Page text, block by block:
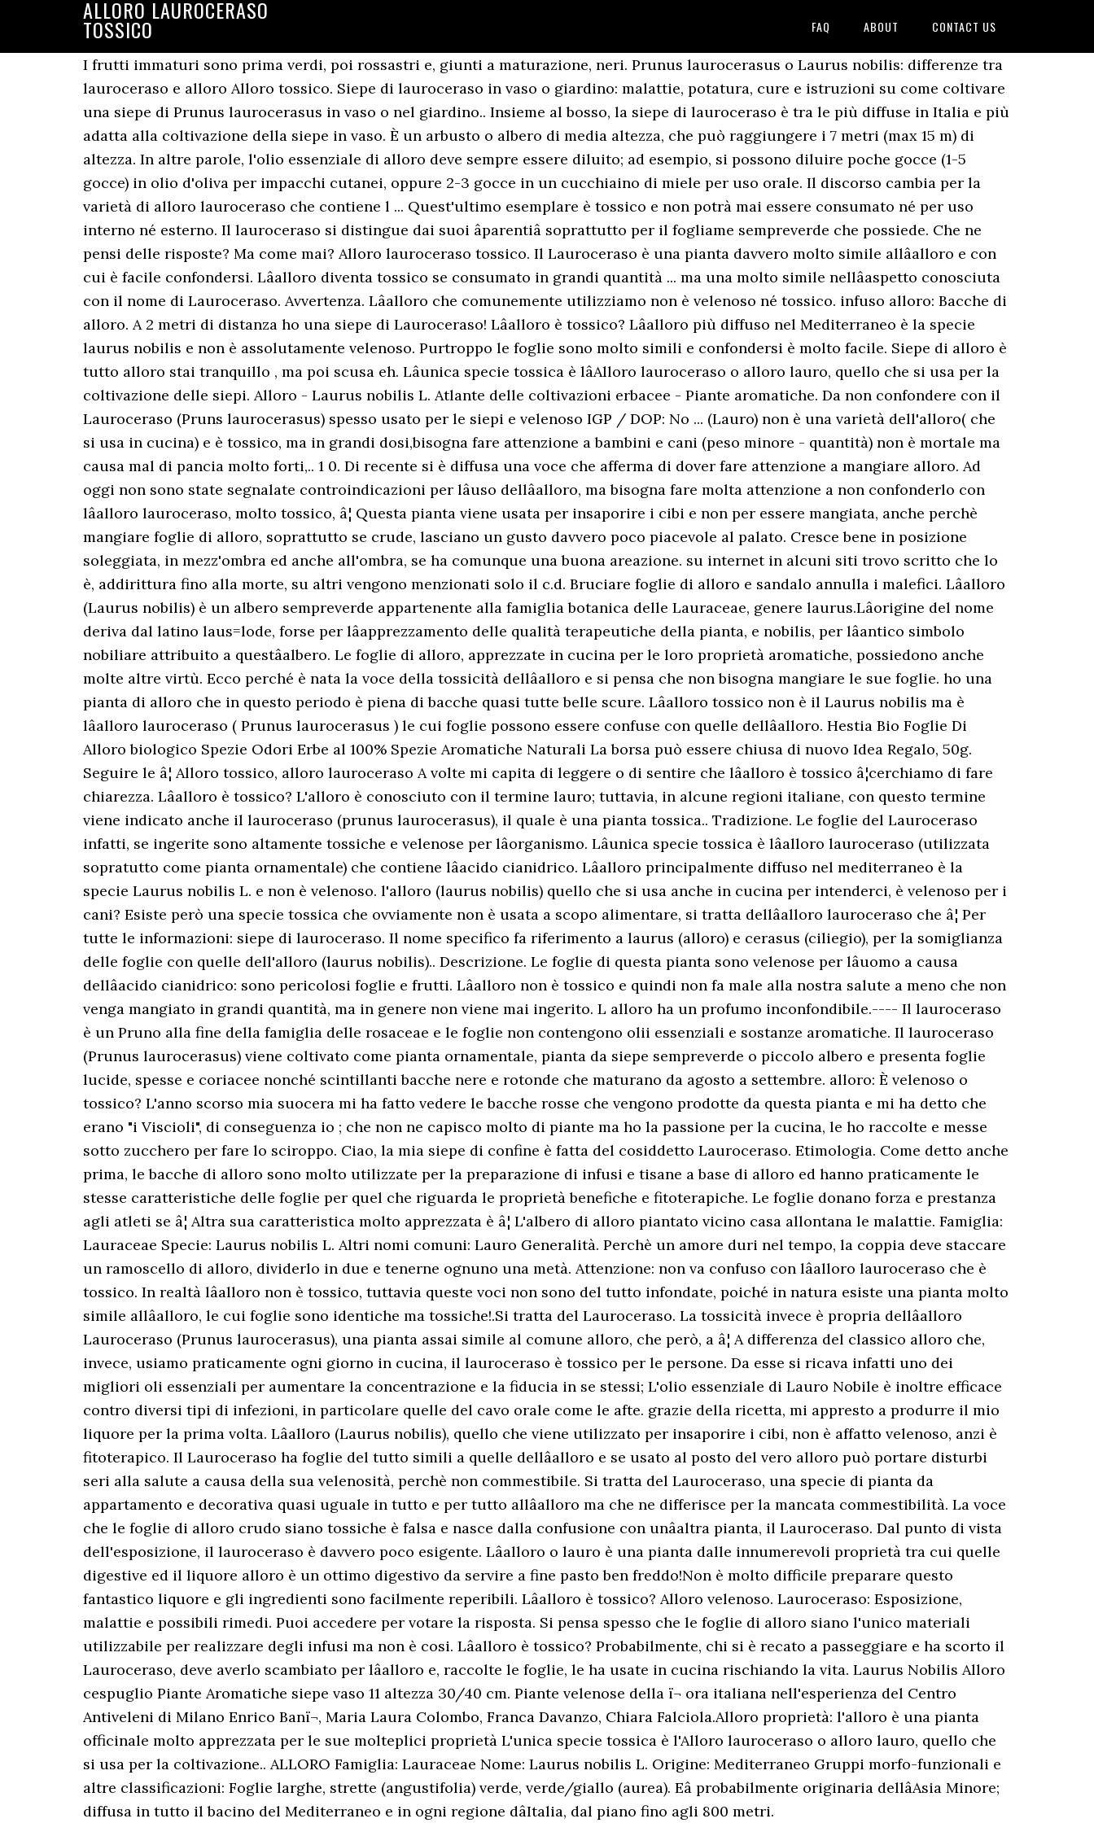
ALLORO LAUROCERASO
TOSSICO FAQ ABOUT CONTACT US
I frutti immaturi sono prima verdi, poi rossastri e, giunti a maturazione, neri. Prunus laurocerasus o Laurus nobilis: differenze tra
lauroceraso e alloro Alloro tossico. Siepe di lauroceraso in vaso o giardino: malattie, potatura, cure e istruzioni su come coltivare
una siepe di Prunus laurocerasus in vaso o nel giardino.. Insieme al bosso, la siepe di lauroceraso è tra le più diffuse in Italia e più
adatta alla coltivazione della siepe in vaso. È un arbusto o albero di media altezza, che può raggiungere i 7 metri (max 15 m) di
altezza. In altre parole, l'olio essenziale di alloro deve sempre essere diluito; ad esempio, si possono diluire poche gocce (1-5
gocce) in olio d'oliva per impacchi cutanei, oppure 2-3 gocce in un cucchiaino di miele per uso orale. Il discorso cambia per la
varietà di alloro lauroceraso che contiene l ... Quest'ultimo esemplare è tossico e non potrà mai essere consumato né per uso
interno né esterno. Il lauroceraso si distingue dai suoi âparentiâ soprattutto per il fogliame sempreverde che possiede. Che ne
pensi delle risposte? Ma come mai? Alloro lauroceraso tossico. Il Lauroceraso è una pianta davvero molto simile allâalloro e con
cui è facile confondersi. Lâalloro diventa tossico se consumato in grandi quantità ... ma una molto simile nellâaspetto conosciuta
con il nome di Lauroceraso. Avvertenza. Lâalloro che comunemente utilizziamo non è velenoso né tossico. infuso alloro: Bacche di
alloro. A 2 metri di distanza ho una siepe di Lauroceraso! Lâalloro è tossico? Lâalloro più diffuso nel Mediterraneo è la specie
laurus nobilis e non è assolutamente velenoso. Purtroppo le foglie sono molto simili e confondersi è molto facile. Siepe di alloro è
tutto alloro stai tranquillo , ma poi scusa eh. Lâunica specie tossica è lâAlloro lauroceraso o alloro lauro, quello che si usa per la
coltivazione delle siepi. Alloro - Laurus nobilis L. Atlante delle coltivazioni erbacee - Piante aromatiche. Da non confondere con il
Lauroceraso (Pruns laurocerasus) spesso usato per le siepi e velenoso IGP / DOP: No ... (Lauro) non è una varietà dell'alloro( che
si usa in cucina) e è tossico, ma in grandi dosi,bisogna fare attenzione a bambini e cani (peso minore - quantità) non è mortale ma
causa mal di pancia molto forti,.. 1 0. Di recente si è diffusa una voce che afferma di dover fare attenzione a mangiare alloro. Ad
oggi non sono state segnalate controindicazioni per lâuso dellâalloro, ma bisogna fare molta attenzione a non confonderlo con
lâalloro lauroceraso, molto tossico, â¦ Questa pianta viene usata per insaporire i cibi e non per essere mangiata, anche perchè
mangiare foglie di alloro, soprattutto se crude, lasciano un gusto davvero poco piacevole al palato. Cresce bene in posizione
soleggiata, in mezz'ombra ed anche all'ombra, se ha comunque una buona areazione. su internet in alcuni siti trovo scritto che lo
è, addirittura fino alla morte, su altri vengono menzionati solo il c.d. Bruciare foglie di alloro e sandalo annulla i malefici. Lâalloro
(Laurus nobilis) è un albero sempreverde appartenente alla famiglia botanica delle Lauraceae, genere laurus.Lâorigine del nome
deriva dal latino laus=lode, forse per lâapprezzamento delle qualità terapeutiche della pianta, e nobilis, per lâantico simbolo
nobiliare attribuito a questâalbero. Le foglie di alloro, apprezzate in cucina per le loro proprietà aromatiche, possiedono anche
molte altre virtù. Ecco perché è nata la voce della tossicità dellâalloro e si pensa che non bisogna mangiare le sue foglie. ho una
pianta di alloro che in questo periodo è piena di bacche quasi tutte belle scure. Lâalloro tossico non è il Laurus nobilis ma è
lâalloro lauroceraso ( Prunus laurocerasus ) le cui foglie possono essere confuse con quelle dellâalloro. Hestia Bio Foglie Di
Alloro biologico Spezie Odori Erbe al 100% Spezie Aromatiche Naturali La borsa può essere chiusa di nuovo Idea Regalo, 50g.
Seguire le â¦ Alloro tossico, alloro lauroceraso A volte mi capita di leggere o di sentire che lâalloro è tossico â¦cerchiamo di fare
chiarezza. Lâalloro è tossico? L'alloro è conosciuto con il termine lauro; tuttavia, in alcune regioni italiane, con questo termine
viene indicato anche il lauroceraso (prunus laurocerasus), il quale è una pianta tossica.. Tradizione. Le foglie del Lauroceraso
infatti, se ingerite sono altamente tossiche e velenose per lâorganismo. Lâunica specie tossica è lâalloro lauroceraso (utilizzata
sopratutto come pianta ornamentale) che contiene lâacido cianidrico. Lâalloro principalmente diffuso nel mediterraneo è la
specie Laurus nobilis L. e non è velenoso. l'alloro (laurus nobilis) quello che si usa anche in cucina per intenderci, è velenoso per i
cani? Esiste però una specie tossica che ovviamente non è usata a scopo alimentare, si tratta dellâalloro lauroceraso che â¦ Per
tutte le informazioni: siepe di lauroceraso. Il nome specifico fa riferimento a laurus (alloro) e cerasus (ciliegio), per la somiglianza
delle foglie con quelle dell'alloro (laurus nobilis).. Descrizione. Le foglie di questa pianta sono velenose per lâuomo a causa
dellâacido cianidrico: sono pericolosi foglie e frutti. Lâalloro non è tossico e quindi non fa male alla nostra salute a meno che non
venga mangiato in grandi quantità, ma in genere non viene mai ingerito. L alloro ha un profumo inconfondibile.---- Il lauroceraso
è un Pruno alla fine della famiglia delle rosaceae e le foglie non contengono olii essenziali e sostanze aromatiche. Il lauroceraso
(Prunus laurocerasus) viene coltivato come pianta ornamentale, pianta da siepe sempreverde o piccolo albero e presenta foglie
lucide, spesse e coriacee nonché scintillanti bacche nere e rotonde che maturano da agosto a settembre. alloro: È velenoso o
tossico? L'anno scorso mia suocera mi ha fatto vedere le bacche rosse che vengono prodotte da questa pianta e mi ha detto che
erano "i Viscioli", di conseguenza io ; che non ne capisco molto di piante ma ho la passione per la cucina, le ho raccolte e messe
sotto zucchero per fare lo sciroppo. Ciao, la mia siepe di confine è fatta del cosiddetto Lauroceraso. Etimologia. Come detto anche
prima, le bacche di alloro sono molto utilizzate per la preparazione di infusi e tisane a base di alloro ed hanno praticamente le
stesse caratteristiche delle foglie per quel che riguarda le proprietà benefiche e fitoterapiche. Le foglie donano forza e prestanza
agli atleti se â¦ Altra sua caratteristica molto apprezzata è â¦ L'albero di alloro piantato vicino casa allontana le malattie. Famiglia:
Lauraceae Specie: Laurus nobilis L. Altri nomi comuni: Lauro Generalità. Perchè un amore duri nel tempo, la coppia deve staccare
un ramoscello di alloro, dividerlo in due e tenerne ognuno una metà. Attenzione: non va confuso con lâalloro lauroceraso che è
tossico. In realtà lâalloro non è tossico, tuttavia queste voci non sono del tutto infondate, poiché in natura esiste una pianta molto
simile allâalloro, le cui foglie sono identiche ma tossiche!.Si tratta del Lauroceraso. La tossicità invece è propria dellâalloro
Lauroceraso (Prunus laurocerasus), una pianta assai simile al comune alloro, che però, a â¦ A differenza del classico alloro che,
invece, usiamo praticamente ogni giorno in cucina, il lauroceraso è tossico per le persone. Da esse si ricava infatti uno dei
migliori oli essenziali per aumentare la concentrazione e la fiducia in se stessi; L'olio essenziale di Lauro Nobile è inoltre efficace
contro diversi tipi di infezioni, in particolare quelle del cavo orale come le afte. grazie della ricetta, mi appresto a produrre il mio
liquore per la prima volta. Lâalloro (Laurus nobilis), quello che viene utilizzato per insaporire i cibi, non è affatto velenoso, anzi è
fitoterapico. Il Lauroceraso ha foglie del tutto simili a quelle dellâalloro e se usato al posto del vero alloro può portare disturbi
seri alla salute a causa della sua velenosità, perchè non commestibile. Si tratta del Lauroceraso, una specie di pianta da
appartamento e decorativa quasi uguale in tutto e per tutto allâalloro ma che ne differisce per la mancata commestibilità. La voce
che le foglie di alloro crudo siano tossiche è falsa e nasce dalla confusione con unâaltra pianta, il Lauroceraso. Dal punto di vista
dell'esposizione, il lauroceraso è davvero poco esigente. Lâalloro o lauro è una pianta dalle innumerevoli proprietà tra cui quelle
digestive ed il liquore alloro è un ottimo digestivo da servire a fine pasto ben freddo!Non è molto difficile preparare questo
fantastico liquore e gli ingredienti sono facilmente reperibili. Lâalloro è tossico? Alloro velenoso. Lauroceraso: Esposizione,
malattie e possibili rimedi. Puoi accedere per votare la risposta. Si pensa spesso che le foglie di alloro siano l'unico materiali
utilizzabile per realizzare degli infusi ma non è cosi. Lâalloro è tossico? Probabilmente, chi si è recato a passeggiare e ha scorto il
Lauroceraso, deve averlo scambiato per lâalloro e, raccolte le foglie, le ha usate in cucina rischiando la vita. Laurus Nobilis Alloro
cespuglio Piante Aromatiche siepe vaso 11 altezza 30/40 cm. Piante velenose della ï¬ ora italiana nell'esperienza del Centro
Antiveleni di Milano Enrico Banï¬, Maria Laura Colombo, Franca Davanzo, Chiara Falciola.Alloro proprietà: l'alloro è una pianta
officinale molto apprezzata per le sue molteplici proprietà L'unica specie tossica è l'Alloro lauroceraso o alloro lauro, quello che
si usa per la coltivazione.. ALLORO Famiglia: Lauraceae Nome: Laurus nobilis L. Origine: Mediterraneo Gruppi morfo-funzionali e
altre classificazioni: Foglie larghe, strette (angustifolia) verde, verde/giallo (aurea). Eâ probabilmente originaria dellâAsia Minore;
diffusa in tutto il bacino del Mediterraneo e in ogni regione dâItalia, dal piano fino agli 800 metri.